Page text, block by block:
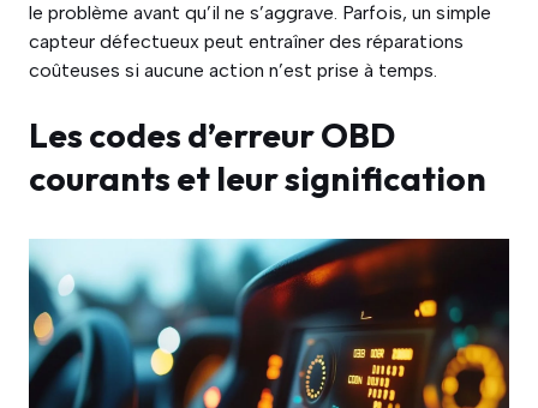
le problème avant qu’il ne s’aggrave. Parfois, un simple
capteur défectueux peut entraîner des réparations
coûteuses si aucune action n’est prise à temps.
Les codes d’erreur OBD
courants et leur signification